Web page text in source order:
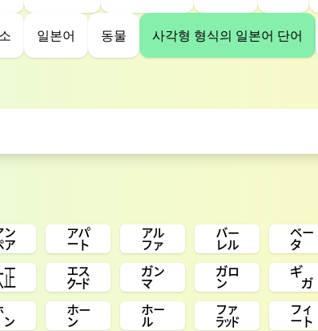
일본어 동물 사각형 형식의 일본어 단어
㌀ ㌁ ㌭ ㌼
㌇ ㌏ ㌎ ㌐
㍂ ㍁ ㌲ ㌳